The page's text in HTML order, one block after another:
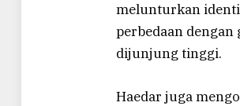
melunturkan
perbedaan
dijunjung tinggi.
Haedar juga